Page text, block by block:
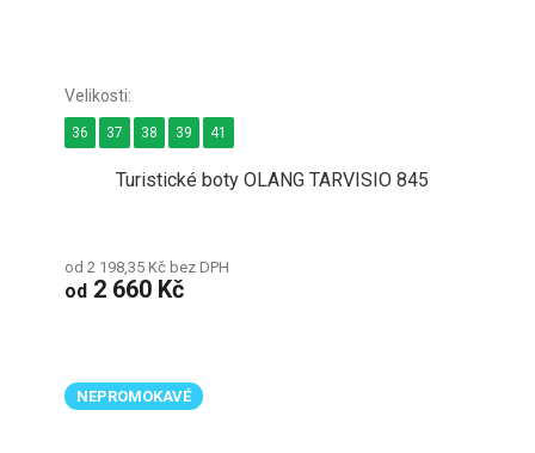
Turistické boty OLANG TARVISIO 845
od 2 198,35 Kč bez DPH
od 2 660 Kč
36 37 38 39 41
NEPROMOKAVÉ